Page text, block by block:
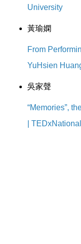
影
片
University
黃瑜嫻
觀
看
影
From
YuHsien
吳家聲
“Memories”,
|